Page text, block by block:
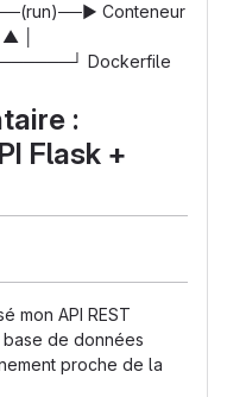
▶ Conteneur
▲ │
Dockerfile
:
Flask +
mon API REST
de données
proche de la